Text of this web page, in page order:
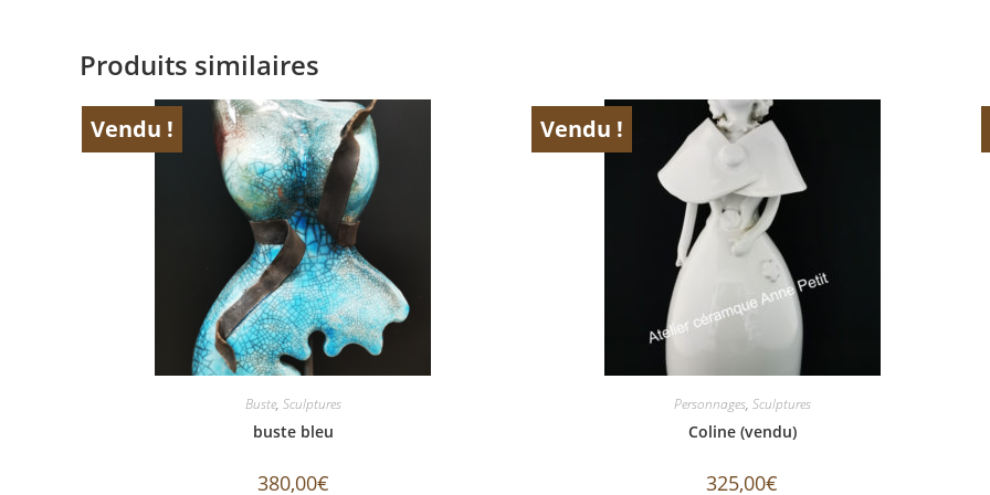
Produits similaires
Vendu !
ÉPUISÉ
Buste, Sculptures
buste bleu
380,00€
Vendu !
ÉPUISÉ
Personnages, Sculptures
Coline (vendu)
325,00€